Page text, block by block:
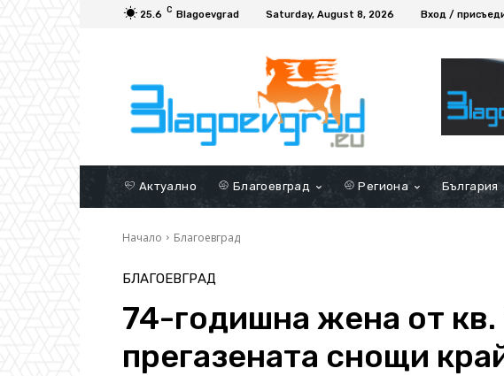
25.6 C Blagoevgrad Saturday, August 8, 2026 Вход /
Актуално Благоевград Региона България
Начало Благоевград
БЛАГОЕВГРАД
74-годишна жена от кв.
прегазената снощи